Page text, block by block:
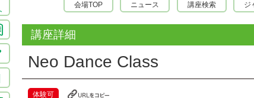
会場TOP ニュース 講座検索 ジ
講座詳細
Neo Dance Class
体験可